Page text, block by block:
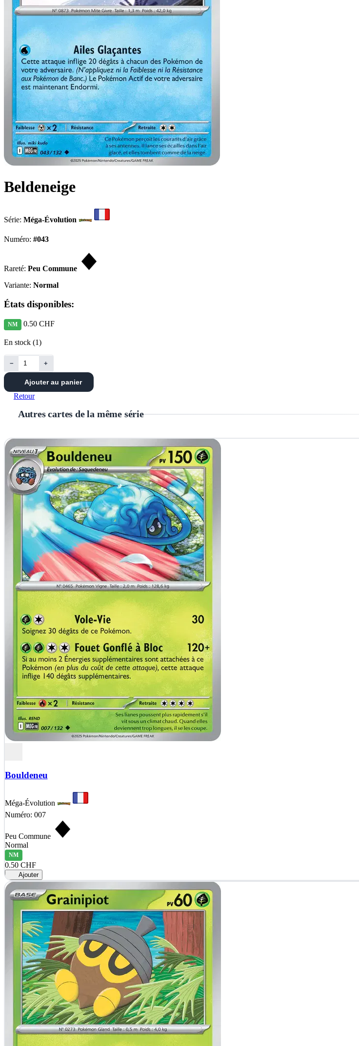
Beldeneige
Série: Méga-Évolution
Numéro: #043
Rareté: Peu Commune
Variante: Normal
États disponibles:
NM 0.50 CHF
En stock (1)
− +
Ajouter au panier
Retour
Autres cartes de la même série
Bouldeneu
Méga-Évolution
Numéro: 007
Peu Commune
Normal
NM
0.50 CHF
Ajouter